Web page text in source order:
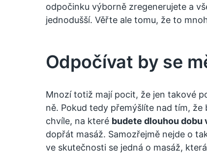
odpočinku výborně zregenerujete a
jednodušší. Věřte ale tomu, že to
Odpočívat by se
Mnozí totiž mají pocit, že jen takové
ně. Pokud tedy přemýšlíte nad tím, že
chvíle, na které budete dlouhou dobu
dopřát masáž. Samozřejmě nejde o
ve skutečnosti se jedná o masáž,